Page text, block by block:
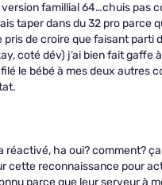
famillial 64…chuis pas
taper dans du 32 pro parce
pris de croire que faisant parti
coté dév) j’ai bien fait gaffe
le bébé à mes deux autres
réactivé, ha oui? comment?
cette reconnaissance pour